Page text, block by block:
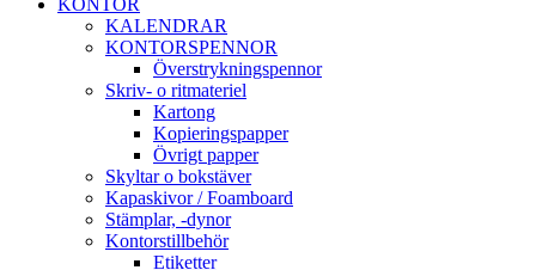
KALENDRAR
KONTORSPENNOR
Överstrykningspennor
Skriv- o ritmateriel
Kartong
Kopieringspapper
Övrigt papper
Skyltar o bokstäver
Kapaskivor / Foamboard
Stämplar, -dynor
Kontorstillbehör
Etiketter